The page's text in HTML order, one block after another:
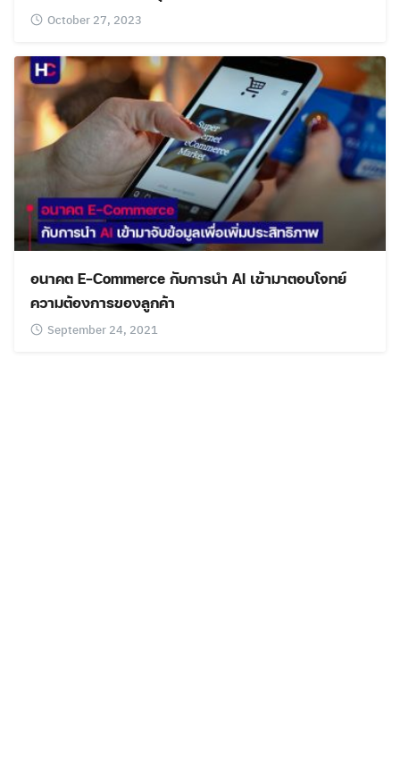
Search
October 27, 2023
อนาคต E-Commerce กับการนำ AI เข้ามาตอบโจทย์
ความต้องการของลูกค้า
September 24, 2021